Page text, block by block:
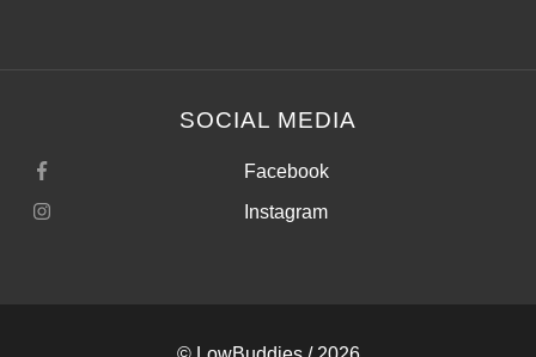
SOCIAL MEDIA
Facebook
Instagram